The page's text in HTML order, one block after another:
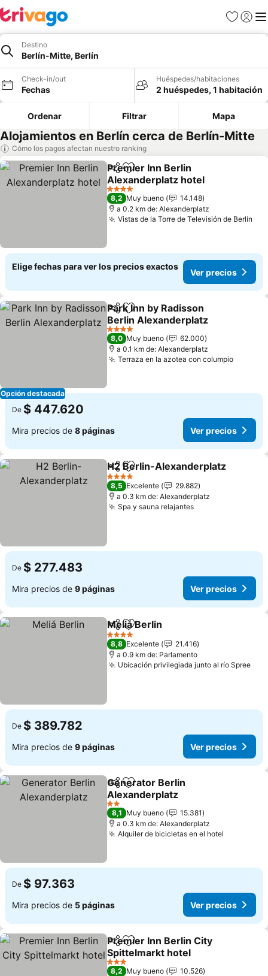
Favoritos
Iniciar
Destino
Berlín-Mitte, Berlín
Check-in/out
Fechas
Huéspedes/habitaciones
2 huéspedes, 1 habitación
Ordenar Filtrar Mapa
Alojamientos en Berlín cerca de Berlín-Mitte
Cómo los pagos afectan nuestro ranking
CompartirAgregar a favoritos
Premier Inn Berlin
Alexanderplatz hotel
Ver precios
4 Estrellas
8,2 Muy bueno
14.148
a 0.2 km de: Alexanderplatz
Vistas de la Torre de Televisión de Berlín
Elige fechas para ver los precios exactos
Ver precios
Opción destacada
CompartirAgregar a favoritos
Park Inn by Radisson
Berlin Alexanderplatz
Ver precios
4 Estrellas
8,0 Muy bueno
62.000
a 0.1 km de: Alexanderplatz
Terraza en la azotea con columpioVer
De $ 447.620
Mira precios de 8 páginas Ver precios
CompartirAgregar a favoritos
H2 Berlin-Alexanderplatz
4 Estrellas
8,5 Excelente
29.882
a 0.3 km de: Alexanderplatz
Spa y sauna relajantesVer precios
De $ 277.483
Mira precios de 9 páginas Ver precios
CompartirAgregar a favoritos
Meliá Berlin
4 Estrellas
8,8 Excelente
21.416
a 0.9 km de: Parlamento
Ubicación privilegiada junto al río Spree
De $ 389.782
Mira precios de 9 páginas Ver precios
CompartirAgregar a favoritos
Generator Berlin
Alexanderplatz
Ver precios
2 Estrellas
8,1 Muy bueno
15.381
a 0.3 km de: Alexanderplatz
Alquiler de bicicletas en el hotel
De $ 97.363
Mira precios de 5 páginas Ver precios
CompartirAgregar a favoritos
Premier Inn Berlin City
Spittelmarkt hotel
Ver precios
3 Estrellas
8,2 Muy bueno
10.526